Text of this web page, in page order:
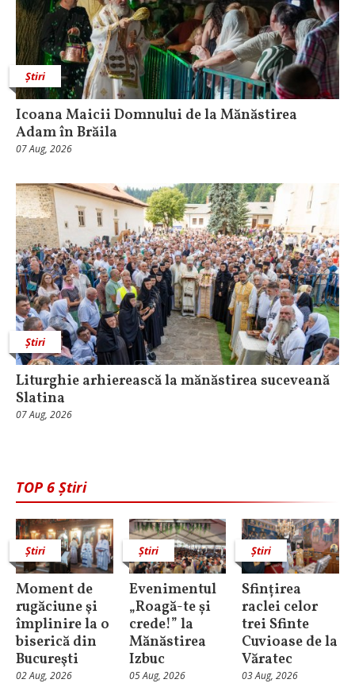
Știri
Icoana Maicii Domnului de la Mănăstirea
Adam în Brăila
07 Aug, 2026
Știri
Liturghie arhierească la mănăstirea suceveană
Slatina
07 Aug, 2026
TOP 6 Știri
Știri
Moment de
rugăciune şi
împlinire la o
biserică din
Bucureşti
02 Aug, 2026
Știri
Evenimentul
„Roagă-te și
crede!” la
Mănăstirea
Izbuc
05 Aug, 2026
Știri
Sfințirea
raclei celor
trei Sfinte
Cuvioase de la
Văratec
03 Aug, 2026